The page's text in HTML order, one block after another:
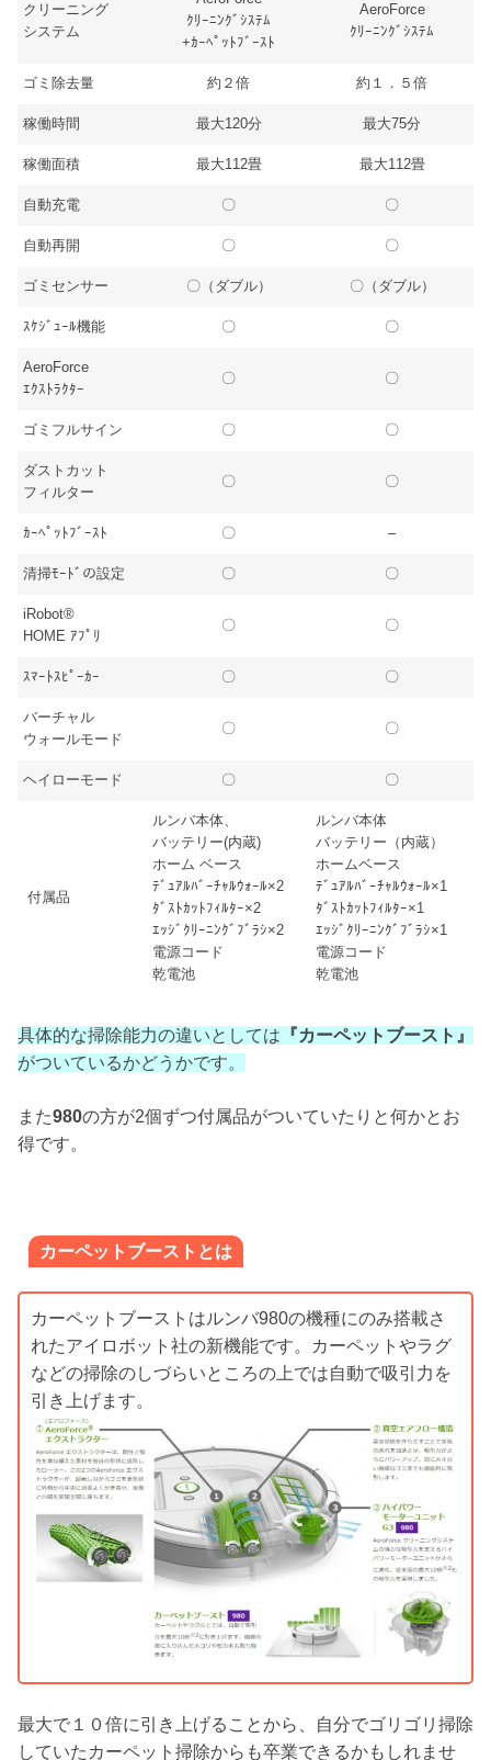
クリーニング
システム
ｸﾘｰﾆﾝｸﾞｼｽﾃﾑ
+ｶｰﾍﾟｯﾄﾌﾞｰｽﾄ
AeroForce
ｸﾘｰﾆﾝｸﾞｼｽﾃﾑ
ゴミ除去量 約２倍 約１．５倍
稼働時間 最大120分 最大75分
稼働面積 最大112畳 最大112畳
自動充電 〇 〇
自動再開 〇 〇
ゴミセンサー 〇（ダブル） 〇（ダブル）
ｽｹｼﾞｭｰﾙ機能 〇 〇
AeroForce
ｴｸｽﾄﾗｸﾀｰ
〇 〇
ゴミフルサイン 〇 〇
ダストカット
フィルター
〇 〇
ｶｰﾍﾟｯﾄﾌﾞｰｽﾄ 〇 –
清掃ﾓｰﾄﾞの設定 〇 〇
iRobot®
HOME ｱﾌﾟﾘ
〇 〇
ｽﾏｰﾄｽﾋﾟｰｶｰ 〇 〇
バーチャル
ウォールモード
〇 〇
ヘイローモード 〇 〇
付属品
ルンバ本体、
バッテリー(内蔵)
ホーム ベース
ﾃﾞｭｱﾙﾊﾞｰﾁｬﾙｳｫｰﾙ×2
ﾀﾞｽﾄｶｯﾄﾌｨﾙﾀｰ×2
ｴｯｼﾞｸﾘｰﾆﾝｸﾞﾌﾞﾗｼ×2
電源コード
乾電池
ルンバ本体
バッテリー（内蔵）
ホームベース
ﾃﾞｭｱﾙﾊﾞｰﾁｬﾙｳｫｰﾙ×1
ﾀﾞｽﾄｶｯﾄﾌｨﾙﾀｰ×1
ｴｯｼﾞｸﾘｰﾆﾝｸﾞﾌﾞﾗｼ×1
電源コード
乾電池
具体的な掃除能力の違いとしては 『カーペットブースト』
がついているかどうかです。
また980の方が2個ずつ付属品がついていたりと何かとお
得です。
カーペットブーストとは
カーペットブーストはルンバ980の機種にのみ搭載さ
れたアイロボット社の新機能です。カーペットやラグ
などの掃除のしづらいところの上では自動で吸引力を
引き上げます。
最大で１０倍に引き上げることから、自分でゴリゴリ掃除
していたカーペット掃除からも卒業できるかもしれませ